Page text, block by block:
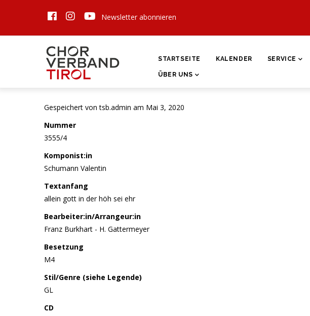
Newsletter abonnieren
HAUPTNAVIGATION
STARTSEITE KALENDER SERVICE
ÜBER UNS
Gespeichert vontsb.admin am Mai 3, 2020
Nummer
3555/4
Komponist:in
Schumann Valentin
Textanfang
allein gott in der höh sei ehr
Bearbeiter:in/Arrangeur:in
Franz Burkhart - H. Gattermeyer
Besetzung
M4
Stil/Genre (siehe Legende)
GL
CD